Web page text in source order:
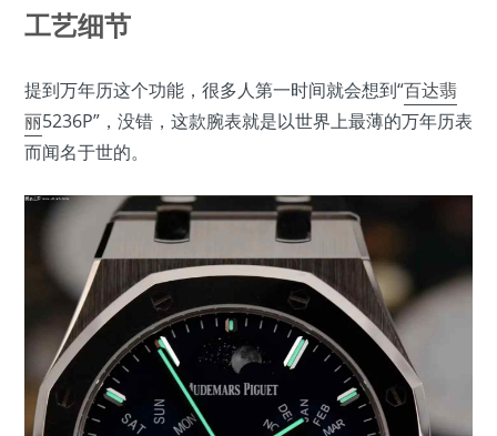
工艺细节
提到万年历这个功能，很多人第一时间就会想到“百达翡
丽5236P”，没错，这款腕表就是以世界上最薄的万年历表
而闻名于世的。